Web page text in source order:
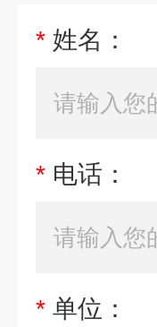
* 姓名：
* 电话：
* 单位：